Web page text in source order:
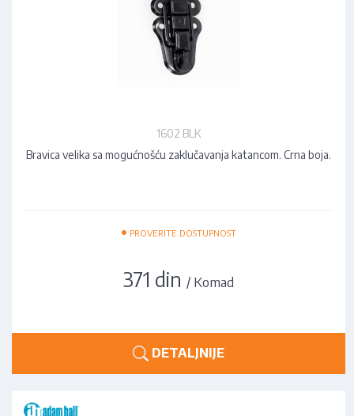
1602 BLK
Bravica velika sa mogućnošću zaklučavanja katancom. Crna boja.
• PROVERITE DOSTUPNOST
371 din / Komad
DETALJNIJE